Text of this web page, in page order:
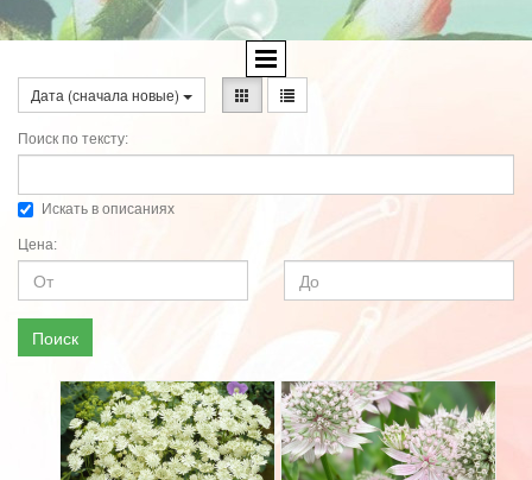
Дата (сначала новые)
Поиск по тексту:
Искать в описаниях
Цена:
Поиск